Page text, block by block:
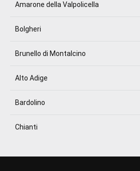
Amarone della Valpolicella
Bolgheri
Brunello di Montalcino
Alto Adige
Bardolino
Chianti